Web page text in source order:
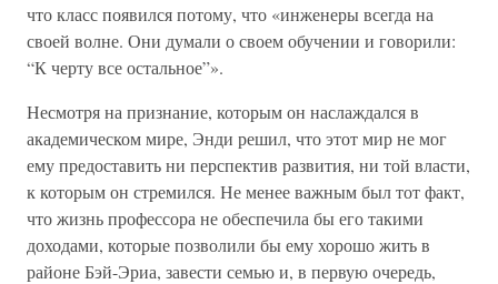
что класс появился потому, что «инженеры всегда на
своей волне. Они думали о своем обучении и говорили:
“К черту все остальное”».
Несмотря на признание, которым он наслаждался в
академическом мире, Энди решил, что этот мир не мог
ему предоставить ни перспектив развития, ни той власти,
к которым он стремился. Не менее важным был тот факт,
что жизнь профессора не обеспечила бы его такими
доходами, которые позволили бы ему хорошо жить в
районе Бэй-Эриа, завести семью и, в первую очередь,